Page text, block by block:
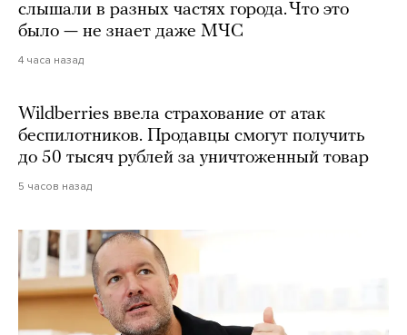
слышали в разных частях города. Что это
было — не знает даже МЧС
4 часа назад
Wildberries ввела страхование от атак
беспилотников. Продавцы смогут получить
до 50 тысяч рублей за уничтоженный товар
5 часов назад